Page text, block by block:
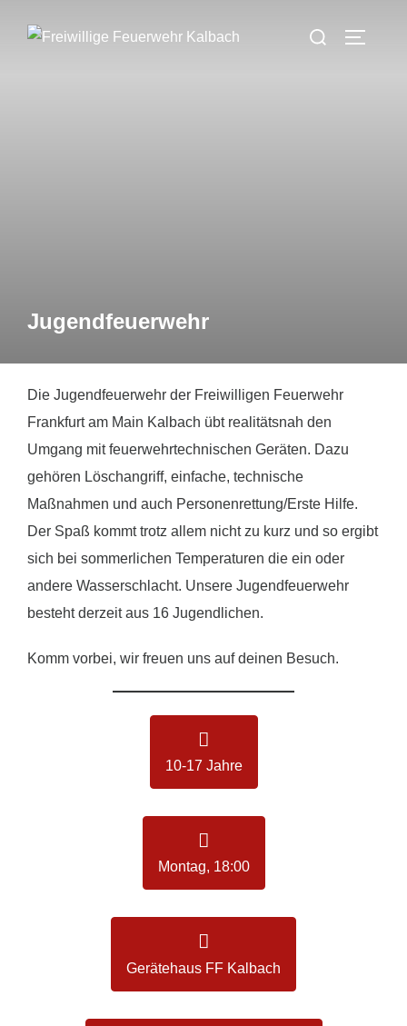
Inhalt
Suchen
Jugendfeuerwehr
Die Jugendfeuerwehr der Freiwilligen Feuerwehr
Frankfurt am Main Kalbach übt realitätsnah den
Umgang mit feuerwehrtechnischen Geräten. Dazu
gehören Löschangriff, einfache, technische
Maßnahmen und auch Personenrettung/Erste Hilfe.
Der Spaß kommt trotz allem nicht zu kurz und so ergibt
sich bei sommerlichen Temperaturen die ein oder
andere Wasserschlacht. Unsere Jugendfeuerwehr
besteht derzeit aus 16 Jugendlichen.
Komm vorbei, wir freuen uns auf deinen Besuch.
10-17 Jahre
Montag, 18:00
Gerätehaus FF Kalbach